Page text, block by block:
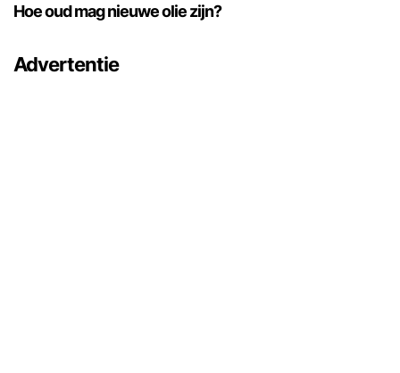
Hoe oud mag nieuwe olie zijn?
Advertentie